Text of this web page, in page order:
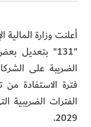
أعلنت وزارة المالية
"131" بتعديل
الضريبة على
فترة الاستفادة
2029.